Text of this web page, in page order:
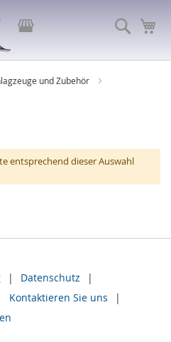
Store
auswählen
Suche
und Zubehör
entsprechend dieser Auswahl
Datenschutz
Kontaktieren Sie uns